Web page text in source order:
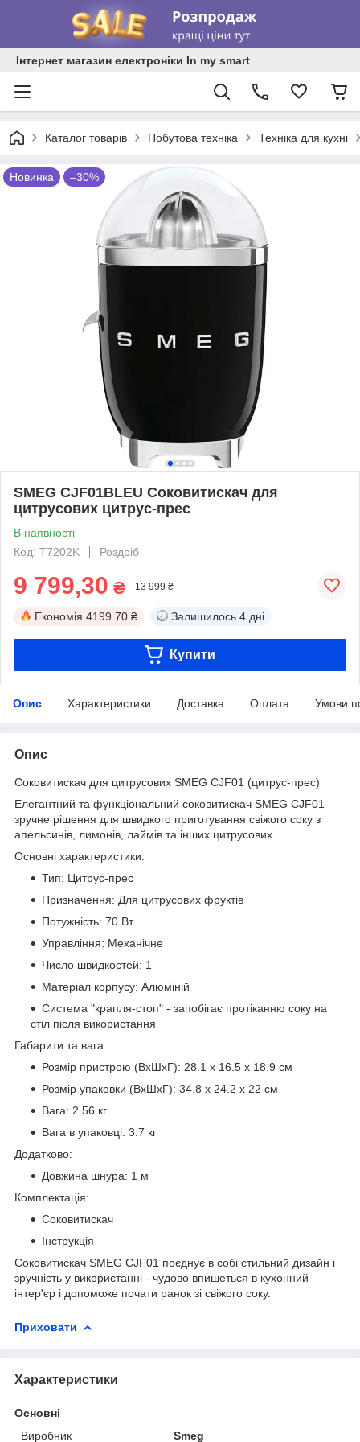
Інтернет магазин електроніки In my smart
Каталог товарів Побутова техніка Техніка для кухні
Новинка –30%
SMEG CJF01BLEU Соковитискач для
цитрусових цитрус-прес
В наявності
Код: T7202K
Роздріб
9 799,30 ₴ 13 999 ₴
Економія 4199.70 ₴ Залишилось 4 дні
Купити
Опис Характеристики Доставка Оплата Умови
Опис
Соковитискач для цитрусових SMEG CJF01 (цитрус-прес)
Елегантний та функціональний соковитискач SMEG CJF01 —
зручне рішення для швидкого приготування свіжого соку з
апельсинів, лимонів, лаймів та інших цитрусових.
Основні характеристики:
Тип: Цитрус-прес
Призначення: Для цитрусових фруктів
Потужність: 70 Вт
Управління: Механічне
Число швидкостей: 1
Матеріал корпусу: Алюміній
Система "крапля-стоп" - запобігає протіканню соку на
стіл після використання
Габарити та вага:
Розмір пристрою (ВхШхГ): 28.1 x 16.5 x 18.9 см
Розмір упаковки (ВхШхГ): 34.8 x 24.2 x 22 см
Вага: 2.56 кг
Вага в упаковці: 3.7 кг
Додатково:
Довжина шнура: 1 м
Комплектація:
Соковитискач
Інструкція
Соковитискач SMEG CJF01 поєднує в собі стильний дизайн і
зручність у використанні - чудово впишеться в кухонний
інтер'єр і допоможе почати ранок зі свіжого соку.
Приховати
Характеристики
Основні
Виробник
Smeg